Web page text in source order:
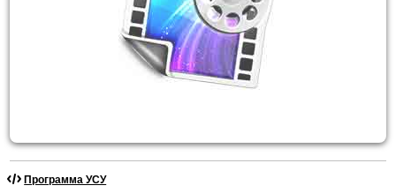
Программа УСУ